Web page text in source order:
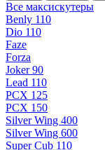
Все максискутеры
Benly 110
Dio 110
Faze
Forza
Joker 90
Lead 110
PCX 125
PCX 150
Silver Wing 400
Silver Wing 600
Super Cub 110